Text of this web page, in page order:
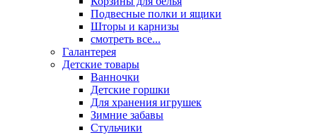
Подвесные полки и ящики
Шторы и карнизы
смотреть все...
Галантерея
Детские товары
Ванночки
Детские горшки
Для хранения игрушек
Зимние забавы
Стульчики